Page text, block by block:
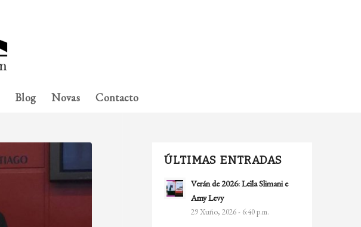
Blog Novas Contacto
ÚLTIMAS ENTRADAS
Verán de 2026: Leïla Slimani e
Amy Levy
29 Xuño, 2026 - 6:40 p.m.